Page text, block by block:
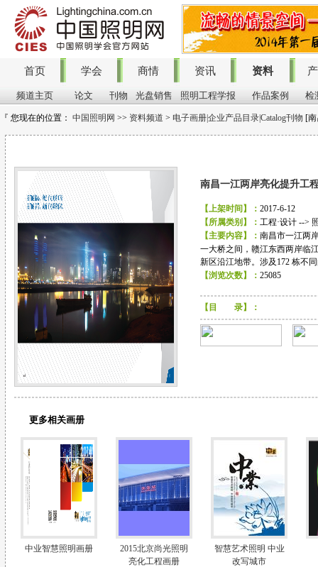
首页 学会 商情 资讯 资料
频道主页 论文 刊物 光盘销售 照明工程学报 作品案例 检
『 您现在的位置： 中国照明网 >> 资料频道 > 电子画册|企业产品目录|Catalog刊物 [
南昌一江两岸亮化提升工
【上架时间】： 2017-6-12
【所属类别】： 工程·设计 -->
【主要内容】： 南昌市一江两
一大桥之间，赣江东西两岸临
新区沿江地带。涉及172 栋不
【浏览次数】： 25085
【目 录】：
更多相关画册
中业智慧照明画册
2015北京尚光照明
亮化工程画册
智慧艺术照明 中业
改写城市